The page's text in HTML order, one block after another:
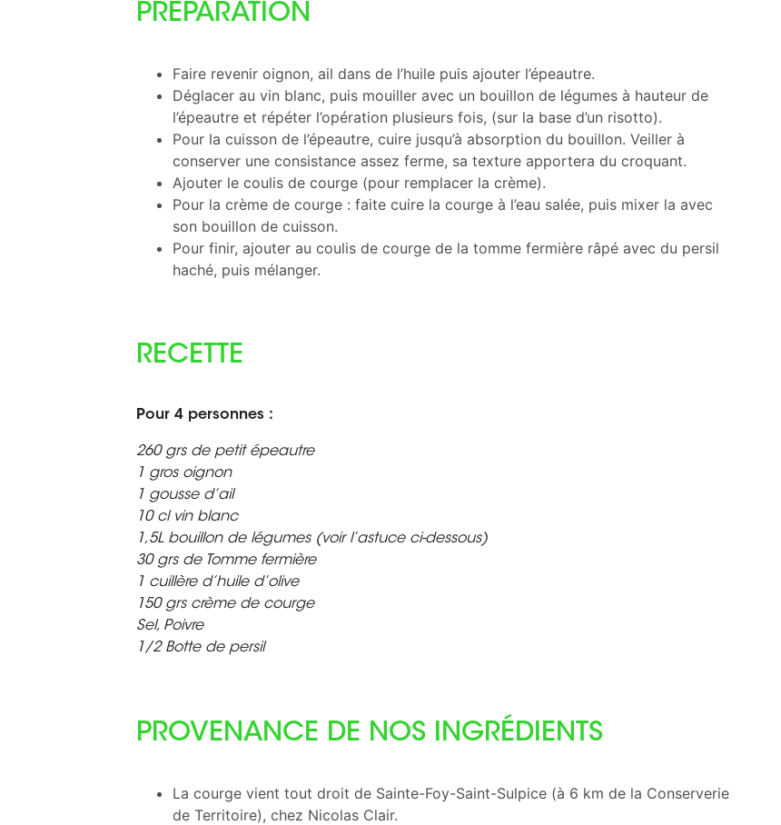
PRÉPARATION
Faire revenir oignon, ail dans de l’huile puis ajouter l’épeautre.
Déglacer au vin blanc, puis mouiller avec un bouillon de légumes à hauteur de
l’épeautre et répéter l’opération plusieurs fois, (sur la base d’un risotto).
Pour la cuisson de l’épeautre, cuire jusqu’à absorption du bouillon. Veiller à
conserver une consistance assez ferme, sa texture apportera du croquant.
Ajouter le coulis de courge (pour remplacer la crème).
Pour la crème de courge : faite cuire la courge à l’eau salée, puis mixer la avec
son bouillon de cuisson.
Pour finir, ajouter au coulis de courge de la tomme fermière râpé avec du persil
haché, puis mélanger.
RECETTE
Pour 4 personnes :
260 grs de petit épeautre
1 gros oignon
1 gousse d’ail
10 cl vin blanc
1,5L bouillon de légumes (voir l’astuce ci-dessous)
30 grs de Tomme fermière
1 cuillère d’huile d’olive
150 grs crème de courge
Sel, Poivre
1/2 Botte de persil
PROVENANCE DE NOS INGRÉDIENTS
La courge vient tout droit de Sainte-Foy-Saint-Sulpice (à 6 km de la Conserverie
de Territoire), chez Nicolas Clair.